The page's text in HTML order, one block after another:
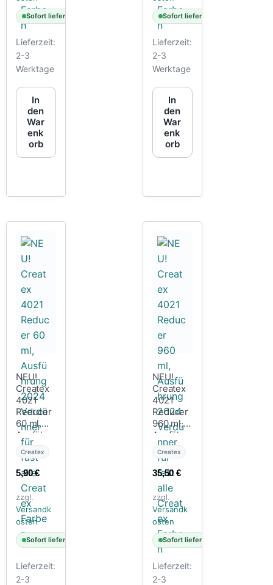
Sofort lieferbar
Lieferzeit:
2-3
Werktage
In
den
War
enk
orb
Sofort lieferbar
Lieferzeit:
2-3
Werktage
In
den
War
enk
orb
NEU!
Createx
4021
Reducer
60 ml,
Ausführu
ng 2024
Verdünn
er für
fast alle
Createx
Farben
Createx
5,90€
zzgl.
Versandk
osten
Sofort lieferbar
Lieferzeit:
2-3
NEU!
Createx
4021
Reducer
960 ml,
Ausführu
ng 2024
Verdünn
er für
fast alle
Createx
Farben
Createx
35,50€
zzgl.
Versandk
osten
Sofort lieferbar
Lieferzeit:
2-3